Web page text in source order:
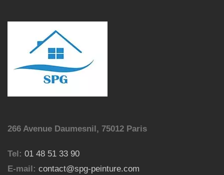
266 Avenue Daumesnil, 75012 Paris
Tel: 01 48 51 33 90
E-mail: contact@spg-peinture.com